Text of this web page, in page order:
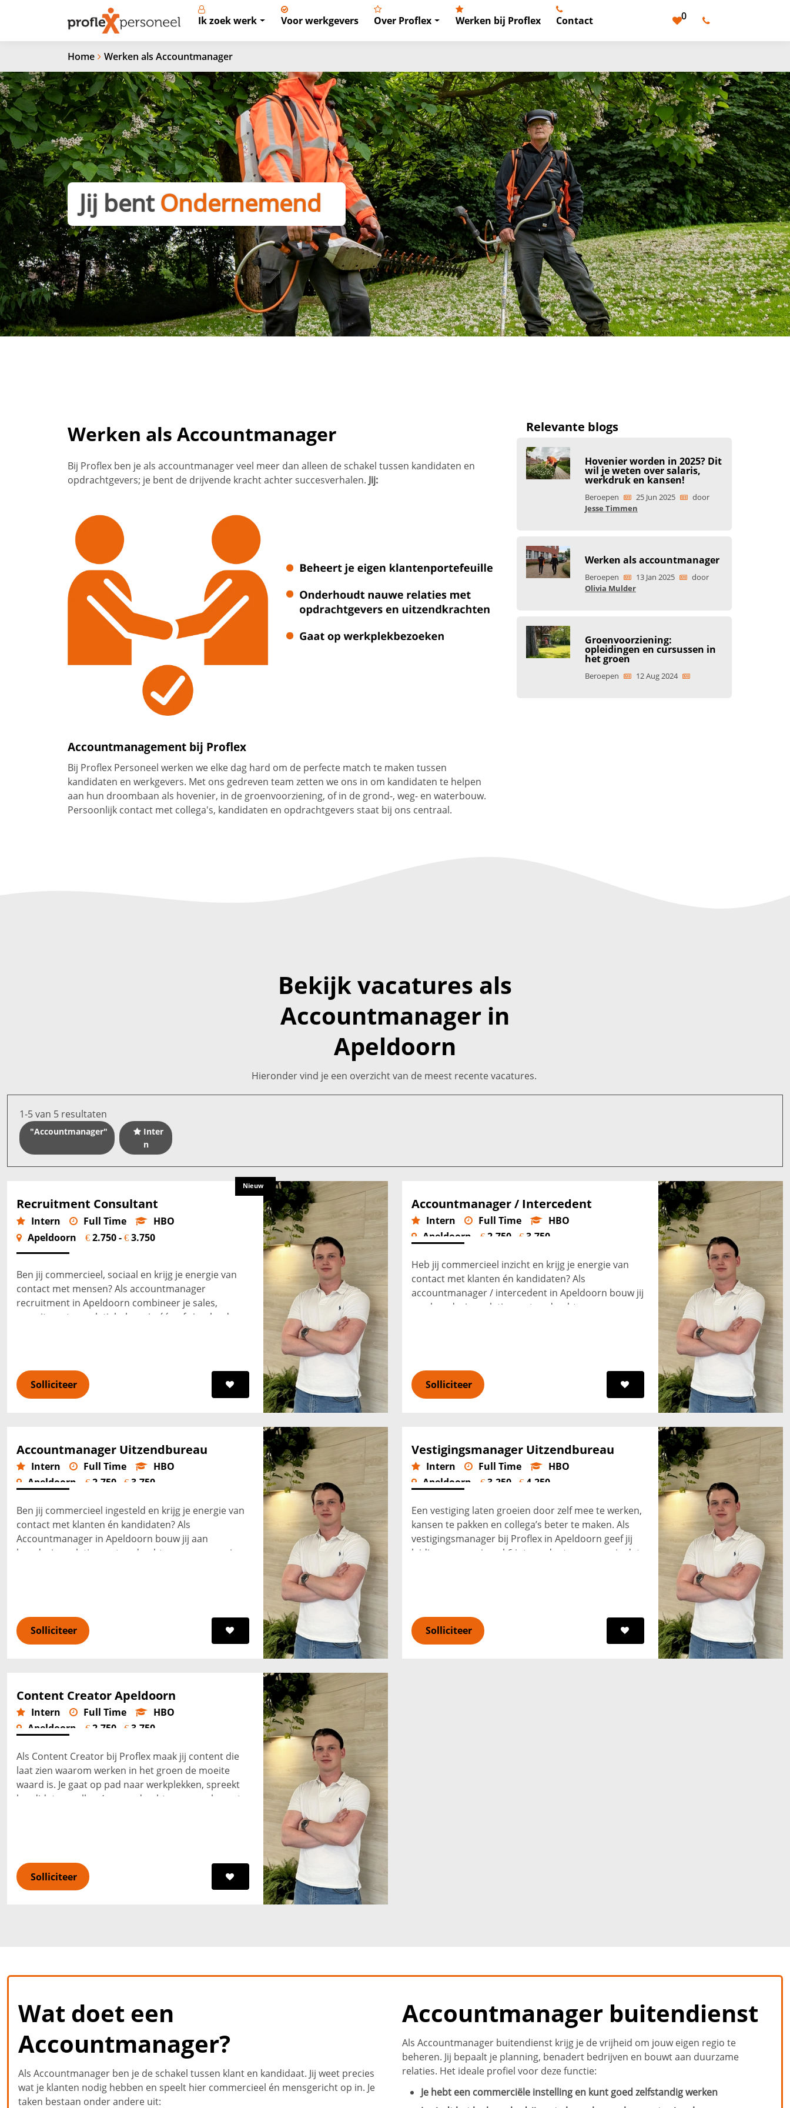
Ik zoek werk Voor werkgevers Over Proflex Werken bij Proflex Contact 0
Home Werken als Accountmanager
Jij bent
Ondernemend
Organisatorisch
Stressbestendig
Proflex
Werken als Accountmanager
Bij Proflex ben je als accountmanager veel meer dan alleen de schakel tussen kandidaten en
opdrachtgevers; je bent de drijvende kracht achter succesverhalen. Jij:
Accountmanagement bij Proflex
Bij Proflex Personeel werken we elke dag hard om de perfecte match te maken tussen
kandidaten en werkgevers. Met ons gedreven team zetten we ons in om kandidaten te helpen
aan hun droombaan als hovenier, in de groenvoorziening, of in de grond-, weg- en waterbouw.
Persoonlijk contact met collega's, kandidaten en opdrachtgevers staat bij ons centraal.
Relevante blogs
Hovenier worden in 2025? Dit
wil je weten over salaris,
werkdruk en kansen!
Beroepen 25 Jun 2025
door
Jesse Timmen
Werken als accountmanager
Beroepen 13 Jan 2025
door
Olivia Mulder
Groenvoorziening:
opleidingen en cursussen in
het groen
Beroepen 12 Aug 2024
Bekijk vacatures als
Accountmanager in
Apeldoorn
Hieronder vind je een overzicht van de meest recente vacatures.
1-5 van 5 resultaten
"Accountmanager"
n
Recruitment Consultant
Intern Full Time
HBO
Apeldoorn
€ 2.750 - € 3.750
Ben jij commercieel, sociaal en krijg je energie van
contact met mensen? Als accountmanager
recruitment in Apeldoorn combineer je sales,
recruitment en relatiebeheer in één afwisselende
Solliciteer
Nieuw
Accountmanager / Intercedent
Intern Full Time
HBO
Apeldoorn
€ 2.750 - € 3.750
Heb jij commercieel inzicht en krijg je energie van
contact met klanten én kandidaten? Als
accountmanager / intercedent in Apeldoorn bouw jij
aan langdurige relaties met opdrachtgevers en zorg
Solliciteer
Accountmanager Uitzendbureau
Intern Full Time
HBO
Apeldoorn
€ 2.750 - € 3.750
Ben jij commercieel ingesteld en krijg je energie van
contact met klanten én kandidaten? Als
Accountmanager in Apeldoorn bouw jij aan
langdurige relaties met opdrachtgevers en zorg je
Solliciteer
Vestigingsmanager Uitzendbureau
Intern Full Time
HBO
Apeldoorn
€ 3.250 - € 4.250
Een vestiging laten groeien door zelf mee te werken,
kansen te pakken en collega’s beter te maken. Als
vestigingsmanager bij Proflex in Apeldoorn geef jij
leiding aan maximaal 6 intercedenten en zorg je dat
Solliciteer
Content Creator Apeldoorn
Intern Full Time
HBO
Apeldoorn
€ 2.750 - € 3.750
Als Content Creator bij Proflex maak jij content die
laat zien waarom werken in het groen de moeite
waard is. Je gaat op pad naar werkplekken, spreekt
kandidaten, collega’s en opdrachtgevers en brengt
Solliciteer
Wat doet een
Accountmanager?
Als Accountmanager ben je de schakel tussen klant en kandidaat. Jij weet precies
wat je klanten nodig hebben en speelt hier commercieel én mensgericht op in. Je
taken bestaan onder andere uit:
Accountmanager buitendienst
Als Accountmanager buitendienst krijg je de vrijheid om jouw eigen regio te
beheren. Jij bepaalt je planning, benadert bedrijven en bouwt aan duurzame
relaties. Het ideale profiel voor deze functie:
Je hebt een commerciële instelling en kunt goed zelfstandig werken